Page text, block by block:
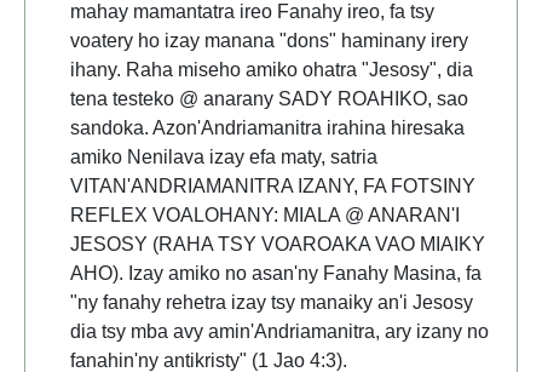
mahay mamantatra ireo Fanahy ireo, fa tsy
voatery ho izay manana "dons" haminany irery
ihany. Raha miseho amiko ohatra "Jesosy", dia
tena testeko @ anarany SADY ROAHIKO, sao
sandoka. Azon'Andriamanitra irahina hiresaka
amiko Nenilava izay efa maty, satria
VITAN'ANDRIAMANITRA IZANY, FA FOTSINY
REFLEX VOALOHANY: MIALA @ ANARAN'I
JESOSY (RAHA TSY VOAROAKA VAO MIAIKY
AHO). Izay amiko no asan'ny Fanahy Masina, fa
"ny fanahy rehetra izay tsy manaiky an'i Jesosy
dia tsy mba avy amin'Andriamanitra, ary izany no
fanahin'ny antikristy" (1 Jao 4:3).